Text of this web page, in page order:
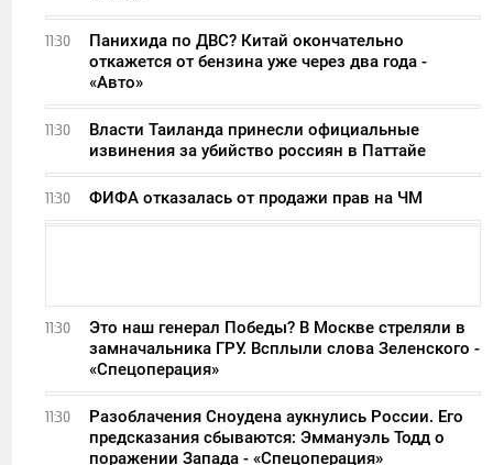
11:30
Панихида по ДВС? Китай окончательно
откажется от бензина уже через два года -
«Авто»
11:30
Власти Таиланда принесли официальные
извинения за убийство россиян в Паттайе
11:30 ФИФА отказалась от продажи прав на ЧМ
11:30
Это наш генерал Победы? В Москве стреляли в
замначальника ГРУ. Всплыли слова Зеленского -
«Спецоперация»
11:30
Разоблачения Сноудена аукнулись России. Его
предсказания сбываются: Эммануэль Тодд о
поражении Запада - «Спецоперация»